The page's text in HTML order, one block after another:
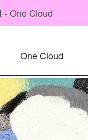
- One Cloud
One Cloud